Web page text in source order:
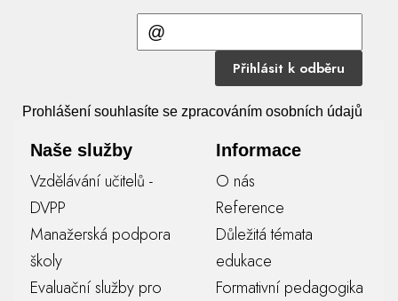
Přihlásit k odběru
Prohlášení souhlasíte se zpracováním osobních údajů
Naše služby
Vzdělávání učitelů -
DVPP
Manažerská podpora
školy
Evaluační služby pro
Informace
O nás
Reference
Důležitá témata
edukace
Formativní pedagogika